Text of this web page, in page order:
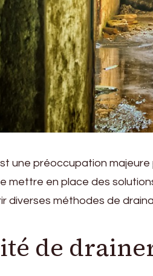
une préoccupation
mettre en place des
diverses méthodes de
de